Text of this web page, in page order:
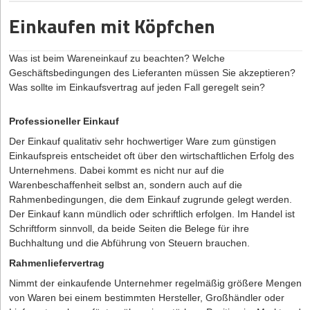
2. Mitarbeiter machen zu viele Überstunden. Wer die Vorschriften
Bußgelder, Nachzahlungen an den Arbeitnehmer und sogar
Freiheitsstrafe.
Ressourcen für finanziellen Ahndungen oder kräftezehrende
Gerichtsverfahren. Doch es gibt eine vollkommen legitime
Möglichkeit, um nicht in die Falle zu tappen: Wer ganz legal
Freelancer beschäftigt statt Mitarbeiter an sich zu binden, schafft
sich viele Freiheiten vor allem in der Gründungsphase.
Homeoffice als Alternative?
Arbeiten von zuhause und nach individuellen Zeitvorstellungen,
das ist längst keine Ausnahme mehr. In vielen Branchen ist
Arbeiten im Homeoffice gut umsetzbar und sowohl für den
Arbeitgeber als auch den Arbeitnehmer mit vielen Vorteilen
verbunden. Doch auch hier gelten Vorschriften für den
Arbeitsschutz, auch wenn die Einhaltung schwerer zu kontrollieren
geschädigt wurde, so sind der AG alle Gründer als
Gesamtschuldner zum Ersatz persönlich verpflichtet. Bei der
dem Privatvermögen.
Einkaufen mit Köpfchen
Was ist beim Wareneinkauf zu beachten? Welche
Geschäftsbedingungen des Lieferanten müssen Sie akzeptieren?
Was sollte im Einkaufsvertrag auf jeden Fall geregelt sein?
Professioneller Einkauf
Der Einkauf qualitativ sehr hochwertiger Ware zum günstigen
Einkaufspreis entscheidet oft über den wirtschaftlichen Erfolg des
Unternehmens. Dabei kommt es nicht nur auf die
Warenbeschaffenheit selbst an, sondern auch auf die
Rahmenbedingungen, die dem Einkauf zugrunde gelegt werden.
Der Einkauf kann mündlich oder schriftlich erfolgen. Im Handel ist
Schriftform sinnvoll, da beide Seiten die Belege für ihre
Buchhaltung und die Abführung von Steuern brauchen.
Rahmenliefervertrag
Nimmt der einkaufende Unternehmer regelmäßig größere Mengen
von Waren bei einem bestimmten Hersteller, Großhändler oder